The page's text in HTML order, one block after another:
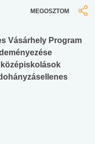
MEGOSZTOM
Vásárhely Program